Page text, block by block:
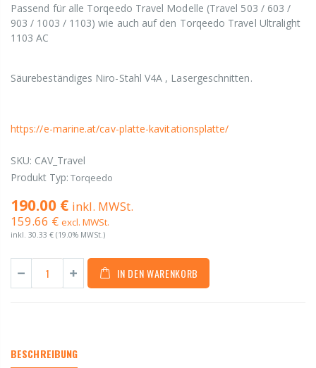
Passend für alle Torqeedo Travel Modelle (Travel 503 / 603 /
903 / 1003 / 1103) wie auch auf den Torqeedo Travel Ultralight
1103 AC
Säurebeständiges Niro-Stahl V4A , Lasergeschnitten.
https://e-marine.at/cav-platte-kavitationsplatte/
SKU: CAV_Travel
Produkt Typ: Torqeedo
190.00 € inkl. MWSt.
159.66 € excl. MWSt.
inkl. 30.33 € (19.0% MWSt.)
IN DEN WARENKORB
BESCHREIBUNG